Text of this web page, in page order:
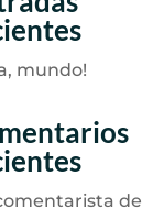
mundo!
de